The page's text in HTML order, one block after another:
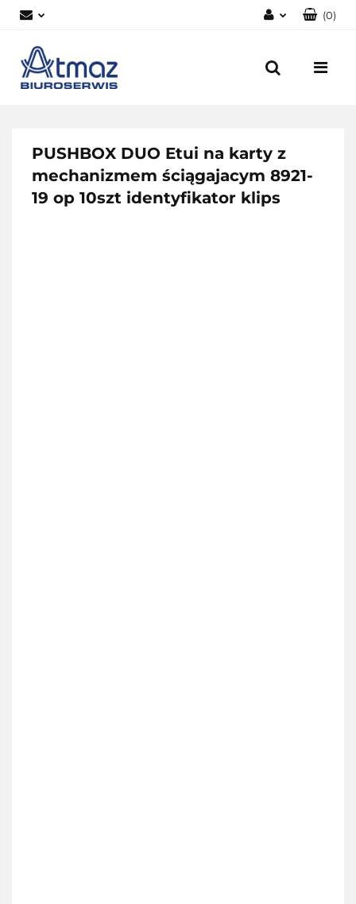
Zarejestruj się
(0)
PUSHBOX DUO Etui na karty z
mechanizmem ściągajacym 8921-
19 op 10szt identyfikator klips